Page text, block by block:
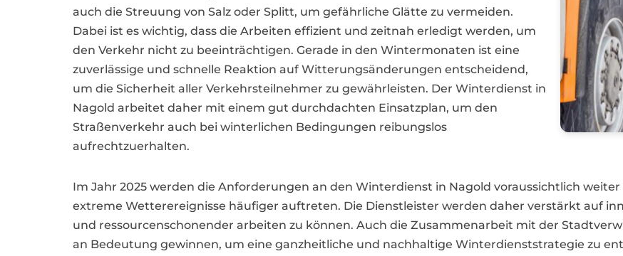
auch die Streuung von Salz oder Splitt, um gefährliche Glätte zu vermeiden.
Dabei ist es wichtig, dass die Arbeiten effizient und zeitnah erledigt werden, um
den Verkehr nicht zu beeinträchtigen. Gerade in den Wintermonaten ist eine
zuverlässige und schnelle Reaktion auf Witterungsänderungen entscheidend,
um die Sicherheit aller Verkehrsteilnehmer zu gewährleisten. Der Winterdienst in
Nagold arbeitet daher mit einem gut durchdachten Einsatzplan, um den
Straßenverkehr auch bei winterlichen Bedingungen reibungslos
aufrechtzuerhalten.
Im Jahr 2025 werden die Anforderungen an den Winterdienst in Nagold voraussichtlich
extreme Wetterereignisse häufiger auftreten. Die Dienstleister werden daher verstärkt auf
und ressourcenschonender arbeiten zu können. Auch die Zusammenarbeit mit der
an Bedeutung gewinnen, um eine ganzheitliche und nachhaltige Winterdienststrategie zu